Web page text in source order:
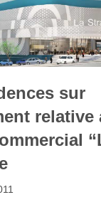
sur
relative